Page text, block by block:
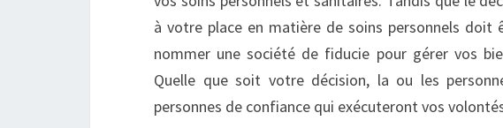
à votre place en matière de soins personnels doit
nommer une société de fiducie pour gérer vos
Quelle que soit votre décision, la ou les
personnes de confiance qui exécuteront vos